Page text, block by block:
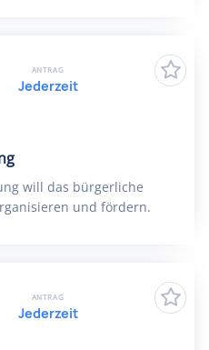
will das bürgerliche
und fördern.
ANTRAG
Jederzeit
ANTRAG
Jederzeit